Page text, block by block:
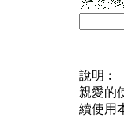
說明︰
親愛的
續使用